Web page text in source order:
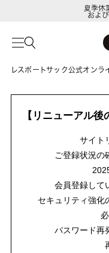
夏季休
およ
レスポートサック公式オンラ
【リニューアル後
サイト
ご登録状況の
会員登録して
セキュリティ強化
パスワード再